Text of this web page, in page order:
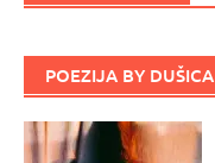
POEZIJA BY DUŠICA